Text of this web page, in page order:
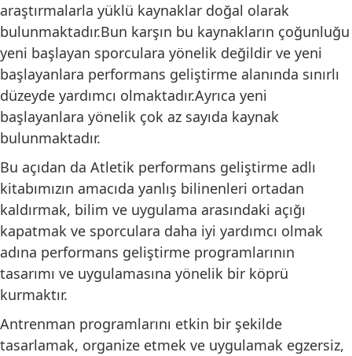
araştırmalarla yüklü kaynaklar doğal olarak
bulunmaktadır.Bun karşın bu kaynakların çoğunluğu
yeni başlayan sporculara yönelik değildir ve yeni
başlayanlara performans geliştirme alanında sınırlı
düzeyde yardımcı olmaktadır.Ayrıca yeni
başlayanlara yönelik çok az sayıda kaynak
bulunmaktadır.
Bu açıdan da Atletik performans geliştirme adlı
kitabımızın amacıda yanlış bilinenleri ortadan
kaldırmak, bilim ve uygulama arasındaki açığı
kapatmak ve sporculara daha iyi yardımcı olmak
adına performans geliştirme programlarının
tasarımı ve uygulamasına yönelik bir köprü
kurmaktır.
Antrenman programlarını etkin bir şekilde
tasarlamak, organize etmek ve uygulamak egzersiz,